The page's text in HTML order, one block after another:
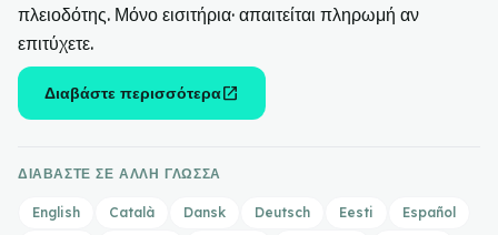
πλειοδότης. Μόνο εισιτήρια· απαιτείται πληρωμή αν
επιτύχετε.
Διαβάστε περισσότεραopen_in_new
ΔΙΑΒΆΣΤΕ ΣΕ ΆΛΛΗ ΓΛΏΣΣΑ
English Català Dansk Deutsch Eesti
Español